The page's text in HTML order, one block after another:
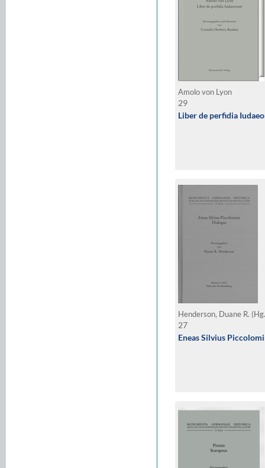
Amolo von Lyon
29
Liber de perfidia
Henderson, Duane R.
27
Eneas Silvius